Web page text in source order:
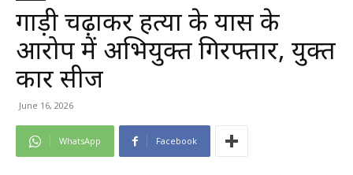
गाड़ी चढ़ाकर हत्या के प्रयास के
आरोप में अभियुक्त गिरफ्तार, प्रयुक्त
कार सीज
June 16, 2026
WhatsApp Facebook